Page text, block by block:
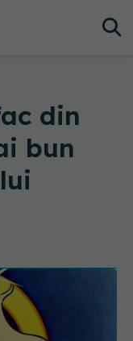
din
bun